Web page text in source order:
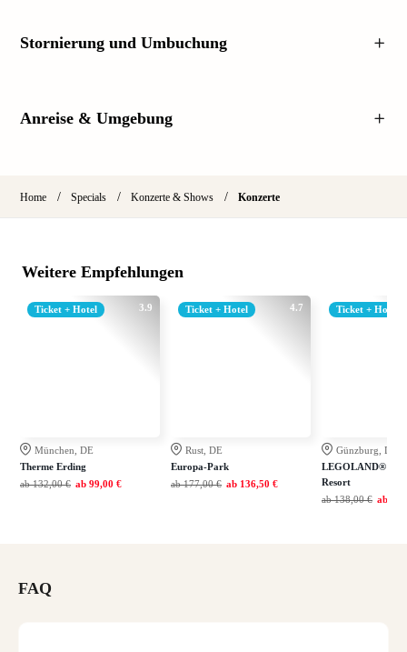
Stornierung und Umbuchung
Anreise & Umgebung
Home / Specials / Konzerte & Shows / Konzerte
Weitere Empfehlungen
3.9
Ticket + Hotel
München, DE
Therme Erding
ab 132,00 € ab 99,00 €
4.7
Ticket + Hotel
Rust, DE
Europa-Park
ab 177,00 € ab 136,50 €
Ticket + Hotel
Günzburg, DE
LEGOLAND®
Resort
ab 138,00 € ab
FAQ